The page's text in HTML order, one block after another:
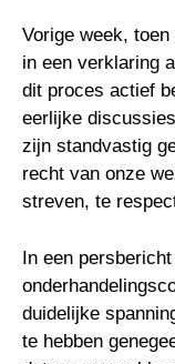
Vorige week,
in een verklaring
dit proces actief
eerlijke
zijn standvastig
recht van onze
streven, te
In een
duidelijke
te hebben